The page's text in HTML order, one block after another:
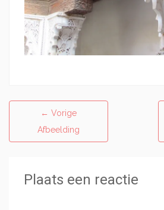
← Vorige
Afbeelding
Plaats een reactie